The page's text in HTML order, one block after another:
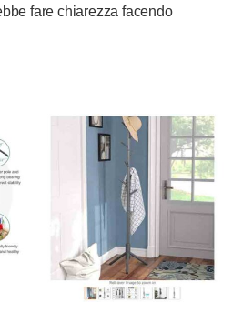
fare chiarezza facendo